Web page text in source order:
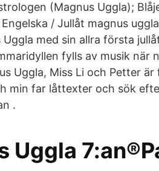
(Magnus Uggla);
/ Jullåt magnus
Uggla med sin allra första
fylls av musik när
Uggla, Miss Li och Petter
min far låttexter och sök
.
Uggla